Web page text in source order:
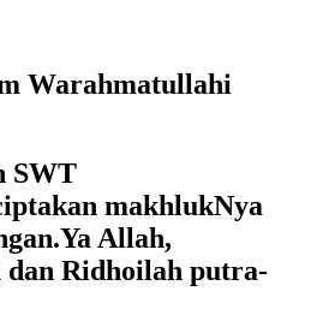
Warahmatullahi
SWT
makhlukNya
Allah,
dan Ridhoilah putra-